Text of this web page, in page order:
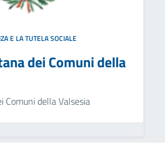
E LA TUTELA SOCIALE
dei Comuni della
Comuni della Valsesia